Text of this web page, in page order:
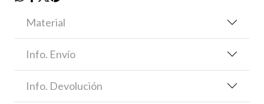
Material
Info. Envío
Info. Devolución